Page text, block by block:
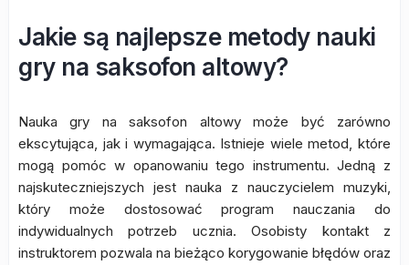
Jakie są najlepsze metody nauki
gry na saksofon altowy?
Nauka gry na saksofon altowy może być zarówno
ekscytująca, jak i wymagająca. Istnieje wiele metod, które
mogą pomóc w opanowaniu tego instrumentu. Jedną z
najskuteczniejszych jest nauka z nauczycielem muzyki,
który może dostosować program nauczania do
indywidualnych potrzeb ucznia. Osobisty kontakt z
instruktorem pozwala na bieżąco korygowanie błędów oraz